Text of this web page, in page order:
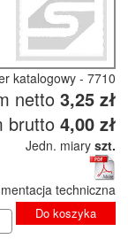
katalogowy - 7710
netto 3,25 zł
brutto 4,00 zł
Jedn. miary szt.
techniczna
Do koszyka